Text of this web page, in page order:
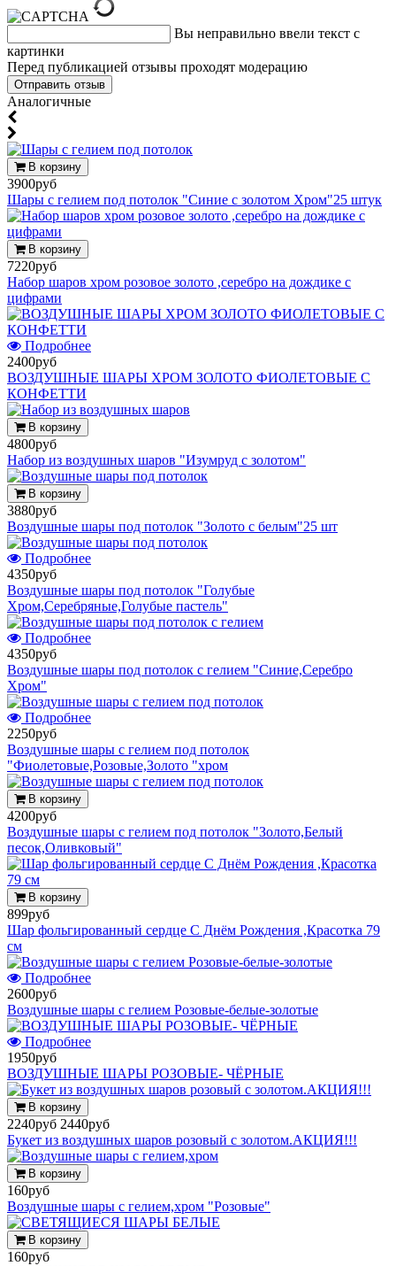
Вы неправильно ввели текст с
картинки
Перед публикацией отзывы проходят модерацию
Аналогичные
В корзину
3900руб
Шары с гелием под потолок "Синие с золотом Хром"25 штук
В корзину
7220руб
Набор шаров хром розовое золото ,серебро на дождике с
цифрами
Подробнее
2400руб
ВОЗДУШНЫЕ ШАРЫ ХРОМ ЗОЛОТО ФИОЛЕТОВЫЕ С
КОНФЕТТИ
В корзину
4800руб
Набор из воздушных шаров "Изумруд с золотом"
В корзину
3880руб
Воздушные шары под потолок "Золото с белым"25 шт
Подробнее
4350руб
Воздушные шары под потолок "Голубые
Хром,Серебряные,Голубые пастель"
Подробнее
4350руб
Воздушные шары под потолок с гелием "Синие,Серебро
Хром"
Подробнее
2250руб
Воздушные шары с гелием под потолок
"Фиолетовые,Розовые,Золото "хром
В корзину
4200руб
Воздушные шары с гелием под потолок "Золото,Белый
песок,Оливковый"
В корзину
899руб
Шар фольгированный сердце С Днём Рождения ,Красотка 79
см
Подробнее
2600руб
Воздушные шары с гелием Розовые-белые-золотые
Подробнее
1950руб
ВОЗДУШНЫЕ ШАРЫ РОЗОВЫЕ- ЧЁРНЫЕ
В корзину
2240руб 2440руб
Букет из воздушных шаров розовый с золотом.АКЦИЯ!!!
В корзину
160руб
Воздушные шары с гелием,хром "Розовые"
В корзину
160руб